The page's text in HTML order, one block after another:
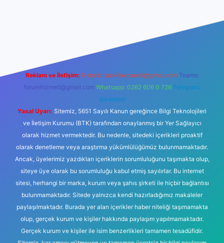
Reklam ve İletişim: E-mail: backlinkpaneli@gmail.com Teams:
forumhizmeti@gmail.com Whatsapp: 0262 606 0 726 Telegram:
@karabul
Yasal Uyarı: Sitemiz, 5651 Sayılı Kanun gereğince Bilgi Teknolojileri
ve İletişim Kurumu (BTK) tarafından onaylanmış bir Yer Sağlayıcı
olarak hizmet vermektedir. Bu nedenle, sitedeki içerikleri proaktif
olarak denetleme veya araştırma yükümlülüğümüz bulunmamaktadır.
Ancak, üyelerimiz yazdıkları içeriklerin sorumluluğunu taşımakta olup,
siteye üye olarak bu sorumluluğu kabul etmiş sayılırlar. Bu internet
sitesi, herhangi bir marka, kurum veya şahıs şirketi ile hiçbir bağlantısı
bulunmamaktadır. Sitede yalnızca kendi hazırladığımız makaleler
paylaşılmaktadır. Burada yer alan içerikler haber niteliği taşımamakta
olup, gerçek kurum ve kişiler hakkında paylaşım yapılmamaktadır.
Gerçek kurum ve kişiler ile isim benzerlikleri tamamen tesadüfidir.